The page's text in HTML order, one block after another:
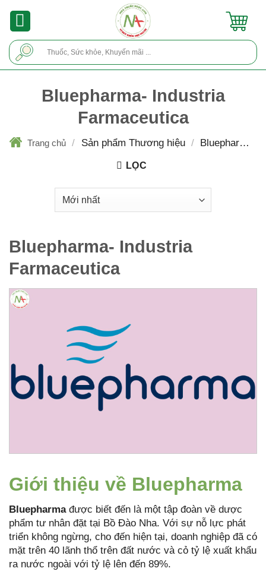
Bluepharma- Industria
Farmaceutica
Trang chủ / Sản phẩm Thương hiệu /
Bluepharma-
LỌC
Bluepharma- Industria
Farmaceutica
Giới thiệu về Bluepharma
Bluepharmađược biết đến là một tập đoàn về dược
phẩm tư nhân đặt tại Bồ Đào Nha. Với sự nỗ lực phát
triển không ngừng, cho đến hiện tại, doanh nghiệp đã có
mặt trên 40 lãnh thổ trên đất nước và cỏ tỷ lệ xuất khẩu
ra nước ngoài với tỷ lệ lên đến 89%.